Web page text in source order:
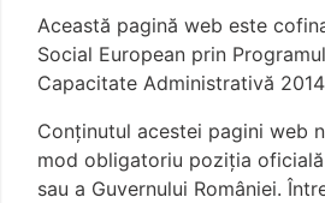
Această pagină web este
Social European prin
Capacitate Administrativă
Conţinutul acestei pagini web
mod obligatoriu poziţia
sau a Guvernului României.